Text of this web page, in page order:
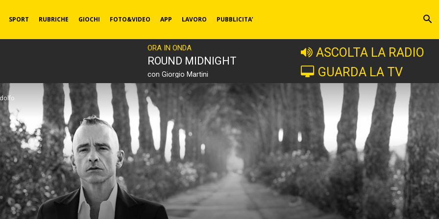
SPORT RUBRICHE GIOCHI FOTO&VIDEO APP LAVORO PUBBLICITA’
ORA IN ONDA
ROUND MIDNIGHT
con Giorgio Martini
ASCOLTA LA RADIO
GUARDA LA TV